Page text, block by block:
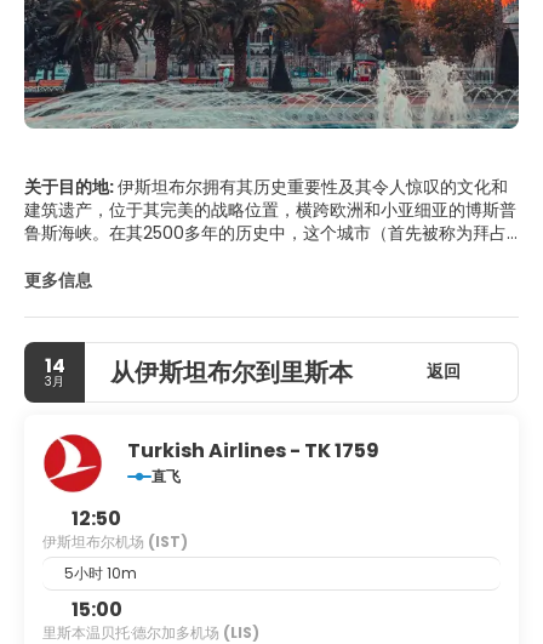
关于目的地:伊斯坦布尔拥有其历史重要性及其令人惊叹的文化和
建筑遗产，位于其完美的战略位置，横跨欧洲和小亚细亚的博斯普
鲁斯海峡。在其2500多年的历史中，这个城市（首先被称为拜占
化大熔炉。今天，它的人口超过1300万，几乎完全是土耳其人，其
迅速的城市中获得了就业和职业的承诺。伊斯坦布尔不再是国家的
首都，而是土耳其的经济和文化强国 - 2010年作为欧洲文化城市
的角色以及联合国教科文组织世界遗产名录在其许多最重要的地标
上获奖，其中包括惊人的奥斯曼清真寺和拜占庭式的教堂和地下墓
还有比拜占庭和奥斯曼传统更多的东西。快速增长的经济促成了蓬
勃发展的艺术和音乐场景，拥有众多新酒吧，俱乐部，私人艺术画
廊，餐厅和设计师时装店。
更多信息
14
3月 从伊斯坦布尔到里斯本 返回
Turkish Airlines - TK 1759
直飞
12:50
伊斯坦布尔机场 (IST)
5小时 10m
15:00
里斯本温贝托·德尔加多机场 (LIS)